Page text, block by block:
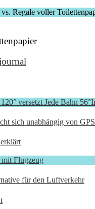
sich unabhängig von GPS
für den Luftverkehr